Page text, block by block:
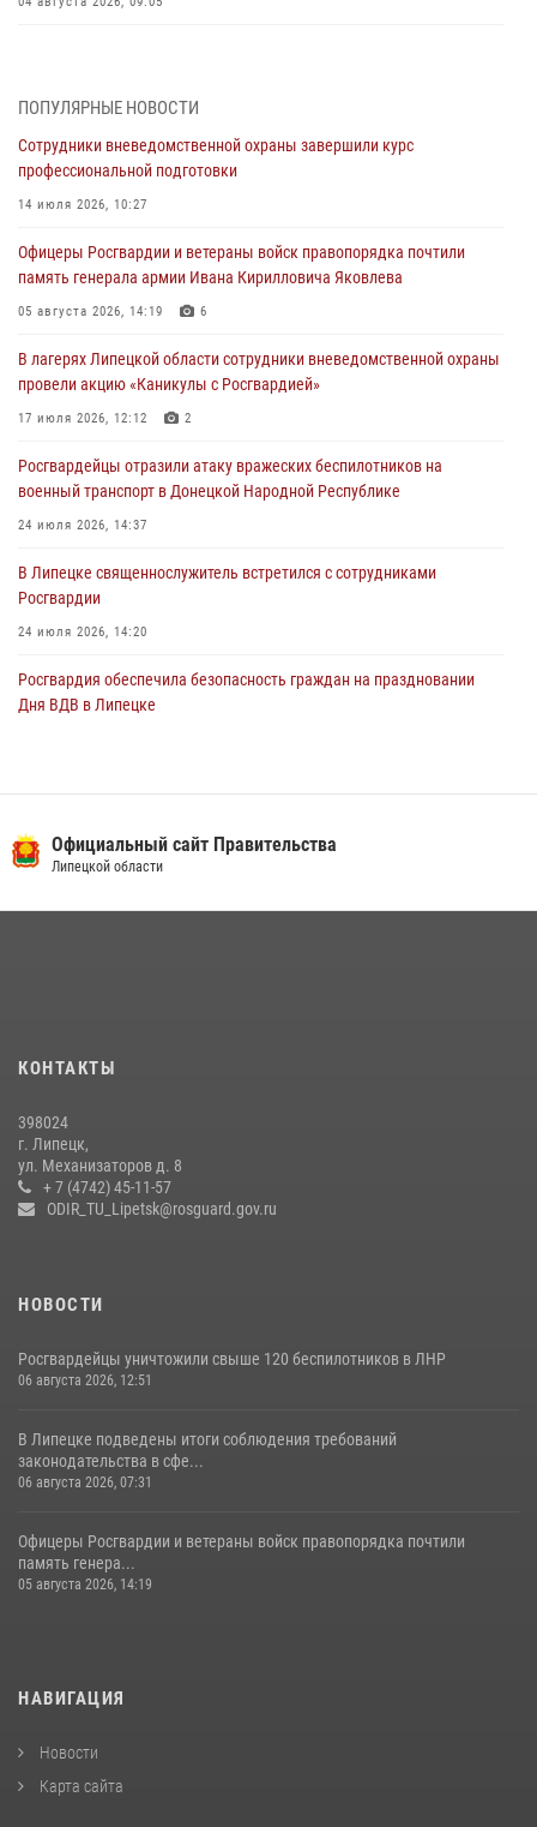
03 августа 2026, 13:43 1
Росгвардейцы обеспечили безопасность граждан в День Лев-
Толстовского района
03 августа 2026, 13:41
Росгвардия противодействует БПЛА ВСУ на южном направлении
(видео)
03 августа 2026, 13:39
Росгвардия обеспечила охрану порядка во время проведения
фестивалей в Липецке
03 августа 2026, 13:17
ПОПУЛЯРНЫЕ НОВОСТИ
Сотрудники вневедомственной охраны завершили курс
профессиональной подготовки
14 июля 2026, 10:27
Офицеры Росгвардии и ветераны войск правопорядка почтили
память генерала армии Ивана Кирилловича Яковлева
05 августа 2026, 14:19 6
В лагерях Липецкой области сотрудники вневедомственной охраны
провели акцию «Каникулы с Росгвардией»
17 июля 2026, 12:12 2
Росгвардейцы отразили атаку вражеских беспилотников на
военный транспорт в Донецкой Народной Республике
24 июля 2026, 14:37
В Липецке священнослужитель встретился с сотрудниками
Росгвардии
24 июля 2026, 14:20
Росгвардия обеспечила безопасность граждан на праздновании
Дня ВДВ в Липецке
28 июля 2026, 14:38 4
20 июля 2026, 12:22
Липецке
17 июля 2026, 12:26 5
Официальный сайт Правительства
Липецкой области
КОНТАКТЫ
398024
г. Липецк,
ул. Механизаторов д. 8
+ 7 (4742) 45-11-57
ODIR_TU_Lipetsk@rosguard.gov.ru
НОВОСТИ
Росгвардейцы уничтожили свыше 120 беспилотников в ЛНР
06 августа 2026, 12:51
В Липецке подведены итоги соблюдения требований
законодательства в сфе...
06 августа 2026, 07:31
Офицеры Росгвардии и ветераны войск правопорядка почтили
память генера...
05 августа 2026, 14:19
НАВИГАЦИЯ
Новости
Карта сайта